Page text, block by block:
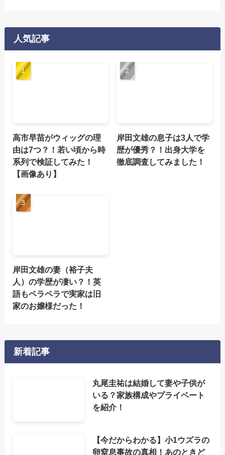
人気記事
高市早苗がウィッグの理
由は7つ？！若い頃から時
系列で検証してみた！
【画像あり】
岸田文雄の息子は3人で学
歴が優秀？！出身大学を
徹底調査してみました！
岸田文雄の妻（裕子夫
人）の学歴が凄い？！英
語もペラペラで実家は旧
家のお嬢様だった！
新着記事
丸尾圭祐は結婚して妻や子供が
いる？家族構成やプライベート
を紹介！
【今だからわかる】小1ウズラの
卵窒息事故の真相！あのときど